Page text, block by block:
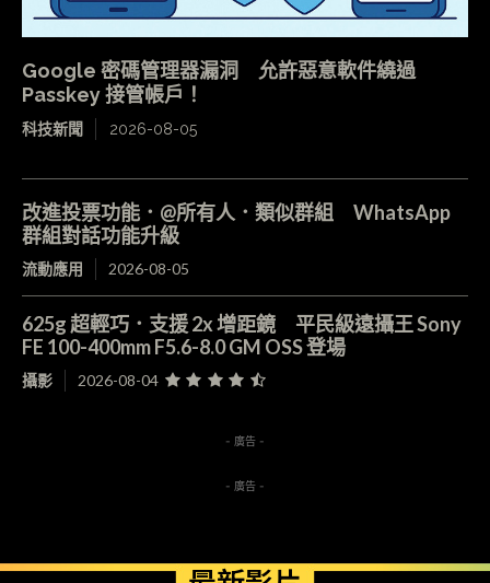
Google 密碼管理器漏洞 允許惡意軟件繞過
Passkey 接管帳戶！
科技新聞 2026-08-05
改進投票功能．@所有人．類似群組 WhatsApp
群組對話功能升級
流動應用 2026-08-05
625g 超輕巧．支援 2x 增距鏡 平民級遠攝王 Sony
FE 100-400mm F5.6-8.0 GM OSS 登場
攝影 2026-08-04
- 廣告 -
- 廣告 -